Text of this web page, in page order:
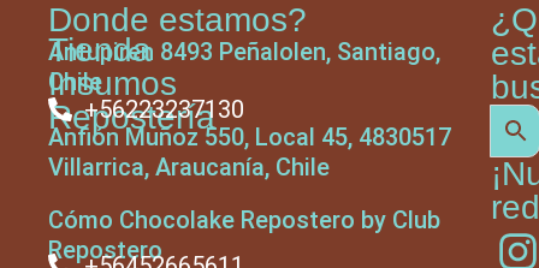
Tienda
Insumos
Repostería
Donde estamos?
Antupiren 8493 Peñalolen, Santiago,
Chile
+56223237130
Anfión Muñoz 550, Local 45, 4830517
Villarrica, Araucanía, Chile
Cómo Chocolake Repostero by Club
Repostero